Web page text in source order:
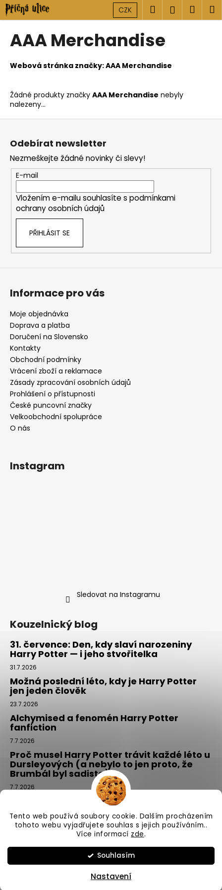
Tento web používá soubory cookie. Dalším procházením
tohoto webu vyjadřujete souhlas s jejich používáním..
Více informací zde.
Souhlasím
Nastavení
Přejít
na
obsah
CZK Hledat
AAA Merchandise
Webová stránka značky:AAA Merchandise
Žádné produkty značky AAA Merchandise nebyly
nalezeny...
K
o
o
o
t
ř
b
u
j
e
e
n
t
?
D
o
p
o
r
j
Z
Odebírat newsletter
Nezmeškejte žádné novinky či slevy!
E-mail
Vložením e-mailu souhlasíte s podmínkami
ochrany osobních údajů
PŘIHLÁSIT SE
Informace pro vás
Moje objednávka
Doprava a platba
Doručení na Slovensko
Kontakty
Obchodní podmínky
Vrácení zboží a reklamace
Zásady zpracování osobních údajů
Prohlášení o přístupnosti
České puncovní značky
Velkoobchodní spolupráce
O nás
Instagram
Sledovat na Instagramu
Kouzelnický blog
31. července: Den, kdy slaví narozeniny
Harry Potter — i jeho stvořitelka
31.7.2026
Možná poslední léto, kdy je Harry Potter
jen jeden člověk
23.7.2026
Alchymised a fenomén Harry Potter
fanfiction
7.7.2026
Proč musel Harry Potter trávit každé léto u
Dursleyových (a nebylo to jen proto, že
Brumbál byl sadista)
7.7.2026
Tajemný balíček z Příčné ulice: kouzlo,
které si vyberete tím, že si ho NEvyberete
1.7.2026
Vytvořil Shoptet
Copyright 2026Příčná ulice. Všechna práva vyhrazena.